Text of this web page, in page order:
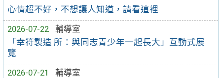
心情超不好，不想讓人知道，請看這裡
2026-07-22
輔導室
「幸符製造 所：與同志青少年一起長大」互動式展
覽
2026-07-21
輔導室